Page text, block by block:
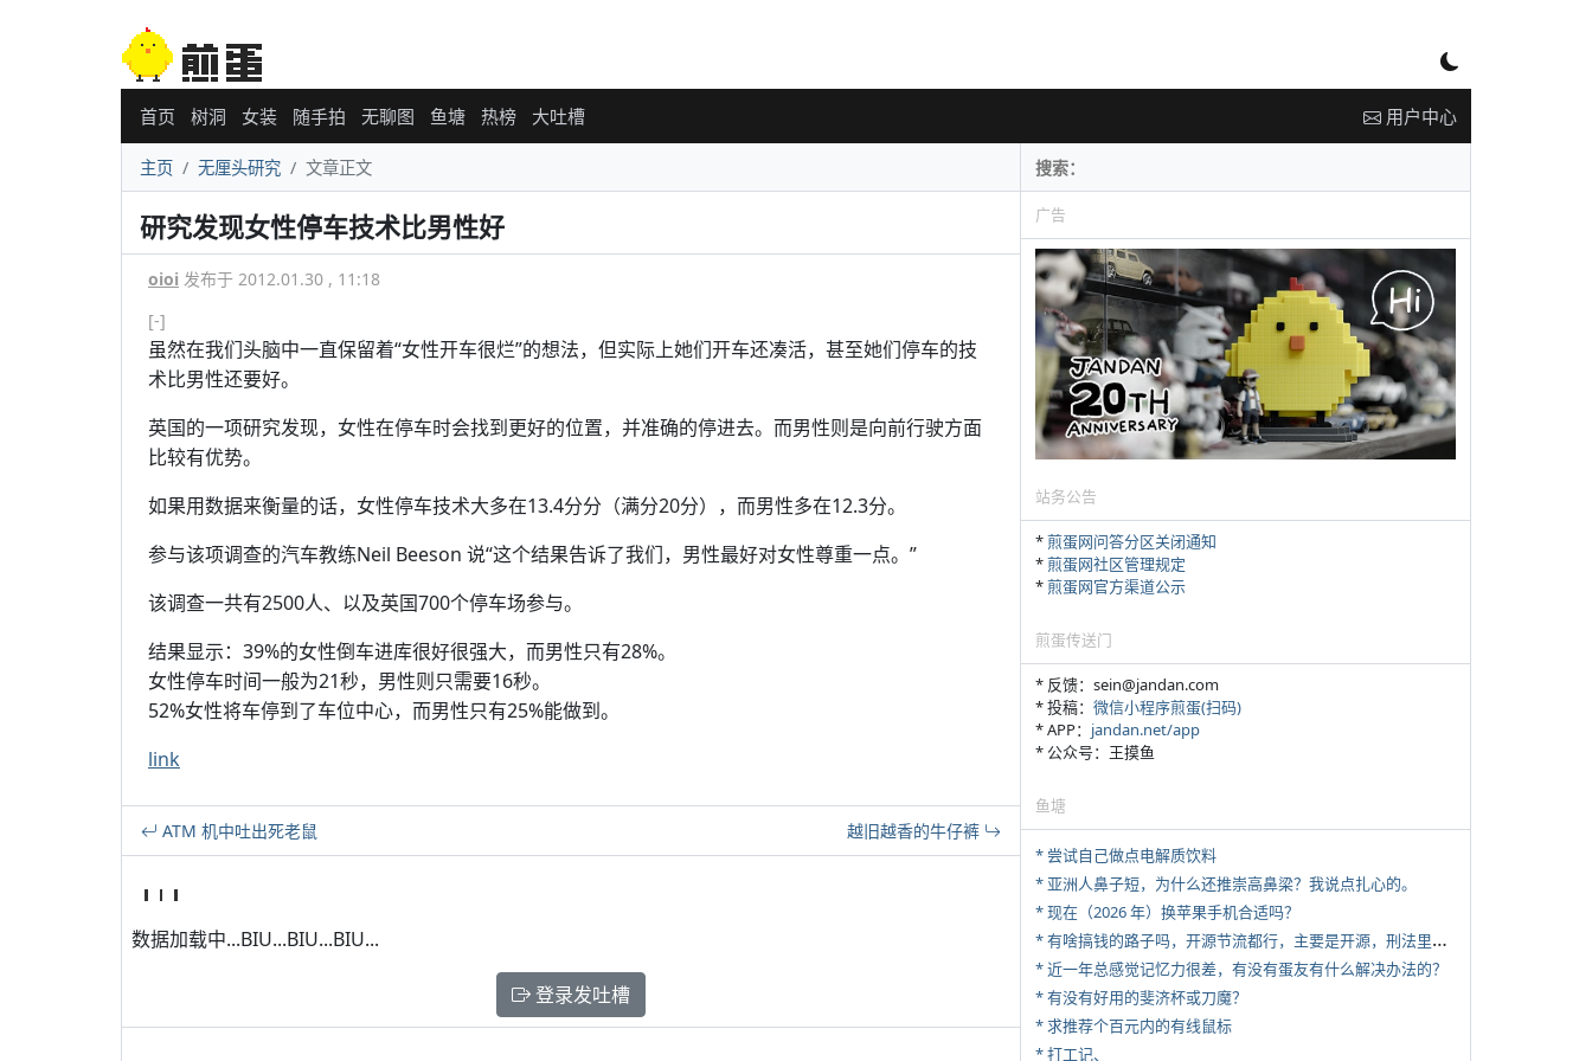
首页 树洞 女装 随手拍 无聊图 鱼塘 热榜 大吐槽 用户中心
主页 无厘头研究 文章正文
研究发现女性停车技术比男性好
oioi 发布于 2012.01.30 , 11:18
[-]
虽然在我们头脑中一直保留着“女性开车很烂”的想法，但实际上她们开车还凑活，甚至她们停车的技
术比男性还要好。
英国的一项研究发现，女性在停车时会找到更好的位置，并准确的停进去。而男性则是向前行驶方面
比较有优势。
如果用数据来衡量的话，女性停车技术大多在13.4分分（满分20分），而男性多在12.3分。
参与该项调查的汽车教练Neil Beeson 说“这个结果告诉了我们，男性最好对女性尊重一点。”
该调查一共有2500人、以及英国700个停车场参与。
结果显示：39%的女性倒车进库很好很强大，而男性只有28%。
女性停车时间一般为21秒，男性则只需要16秒。
52%女性将车停到了车位中心，而男性只有25%能做到。
link
ATM 机中吐出死老鼠 越旧越香的牛仔裤
数据加载中...BIU...BIU...BIU...
登录发吐槽
广告
站务公告
*煎蛋网问答分区关闭通知
*煎蛋网社区管理规定
*煎蛋网官方渠道公示
煎蛋传送门
* 反馈：sein@jandan.com
* 投稿： 微信小程序煎蛋(扫码)
* APP： jandan.net/app
* 公众号：王摸鱼
鱼塘
* 尝试自己做点电解质饮料
* 亚洲人鼻子短，为什么还推崇高鼻梁？我说点扎心的。
* 现在（2026 年）换苹果手机合适吗？
*
有啥搞钱的路子吗，开源节流都行，主要是开源，刑法里的咱不做
* 近一年总感觉记忆力很差，有没有蛋友有什么解决办法的？
* 有没有好用的斐济杯或刀魔？
* 求推荐个百元内的有线鼠标
* 打工记、